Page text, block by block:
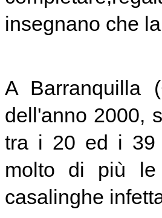
insegnano che
A Barranquilla
dell'anno 2000,
tra i 20 ed i 39
molto di più le
casalinghe